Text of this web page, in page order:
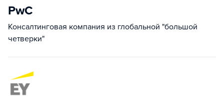
PwC
Консалтинговая компания из глобальной "большой
четверки"